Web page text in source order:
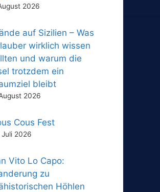
2026
auf Sizilien – Was
wirklich wissen
und warum die
trotzdem ein
bleibt
2026
Cous Fest
Juli 2026
Vito Lo Capo:
zu
Höhlen